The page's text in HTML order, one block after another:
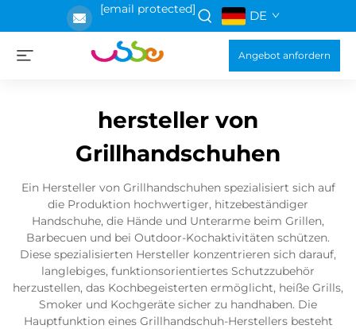
[email protected] DE
Angebot anfordern
hersteller von
Grillhandschuhen
Ein Hersteller von Grillhandschuhen spezialisiert sich auf
die Produktion hochwertiger, hitzebeständiger
Handschuhe, die Hände und Unterarme beim Grillen,
Barbecuen und bei Outdoor-Kochaktivitäten schützen.
Diese spezialisierten Hersteller konzentrieren sich darauf,
langlebiges, funktionsorientiertes Schutzzubehör
herzustellen, das Kochbegeisterten ermöglicht, heiße Grills,
Smoker und Kochgeräte sicher zu handhaben. Die
Hauptfunktion eines Grillhandschuh-Herstellers besteht